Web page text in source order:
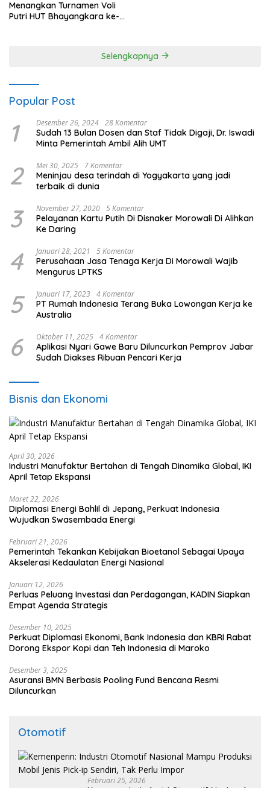
Menangkan Turnamen Voli
Putri HUT Bhayangkara ke-
Selengkapnya
Popular Post
1 Desember 26, 2024 28 Komentar
Sudah 13 Bulan Dosen dan Staf Tidak Digaji, Dr. Iswadi
Minta Pemerintah Ambil Alih UMT
2 Mei 30, 2025 7 Komentar
Meninjau desa terindah di Yogyakarta yang jadi
terbaik di dunia
3 November 27, 2020 5 Komentar
Pelayanan Kartu Putih Di Disnaker Morowali Di Alihkan
Ke Daring
4 Januari 28, 2021 5 Komentar
Perusahaan Jasa Tenaga Kerja Di Morowali Wajib
Mengurus LPTKS
5 Januari 17, 2023 4 Komentar
PT Rumah Indonesia Terang Buka Lowongan Kerja ke
Australia
6 Oktober 11, 2025 4 Komentar
Aplikasi Nyari Gawe Baru Diluncurkan Pemprov Jabar
Sudah Diakses Ribuan Pencari Kerja
Bisnis dan Ekonomi
April 30, 2026
Industri Manufaktur Bertahan di Tengah Dinamika Global, IKI
April Tetap Ekspansi
Maret 22, 2026
Diplomasi Energi Bahlil di Jepang, Perkuat Indonesia
Wujudkan Swasembada Energi
Februari 21, 2026
Pemerintah Tekankan Kebijakan Bioetanol Sebagai Upaya
Akselerasi Kedaulatan Energi Nasional
Januari 12, 2026
Perluas Peluang Investasi dan Perdagangan, KADIN Siapkan
Empat Agenda Strategis
Desember 10, 2025
Perkuat Diplomasi Ekonomi, Bank Indonesia dan KBRI Rabat
Dorong Ekspor Kopi dan Teh Indonesia di Maroko
Desember 3, 2025
Asuransi BMN Berbasis Pooling Fund Bencana Resmi
Diluncurkan
Otomotif
Februari 25, 2026